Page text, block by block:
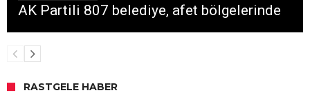
AK Partili 807 belediye, afet bölgelerinde
RASTGELE HABER